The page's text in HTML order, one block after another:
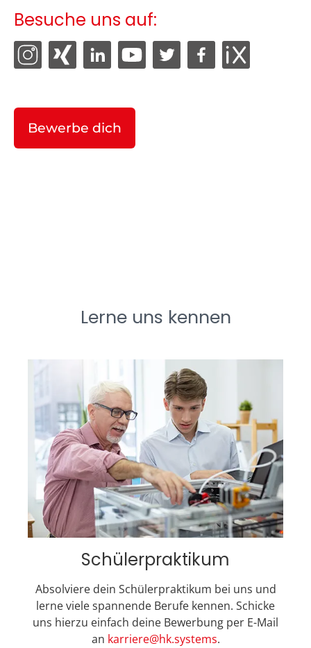
Besuche uns auf:
Bewerbe dich
Lerne uns kennen
Schülerpraktikum
Absolviere dein Schülerpraktikum bei uns und
lerne viele spannende Berufe kennen. Schicke
uns hierzu einfach deine Bewerbung per E-Mail
an karriere@hk.systems.